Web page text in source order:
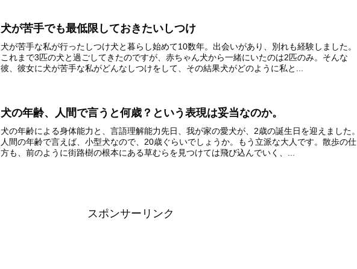
犬が苦手でも最低限しておきたいしつけ
犬が苦手な私が行ったしつけ犬と暮らし始めて10数年。出会いがあり、別れも経験しました。
これまで3匹の犬と過ごしてきたのですが、赤ちゃん犬から一緒にいたのは2匹のみ。そんな
彼、彼女に犬が苦手な私がどんなしつけをして、その結果犬がどのように私と...
犬の年齢、人間で言うと何歳？という表現は妥当なのか。
犬の年齢による身体能力と、言語理解能力先日、我が家の愛犬が、2歳の誕生日を迎えました。
人間の年齢で言えば、小型犬なので、20歳ぐらいでしょうか。もう立派な大人です。散歩の仕
方も、前のように街路樹の根本にある草むらを見つけては飛び込んでいく、...
スポンサーリンク